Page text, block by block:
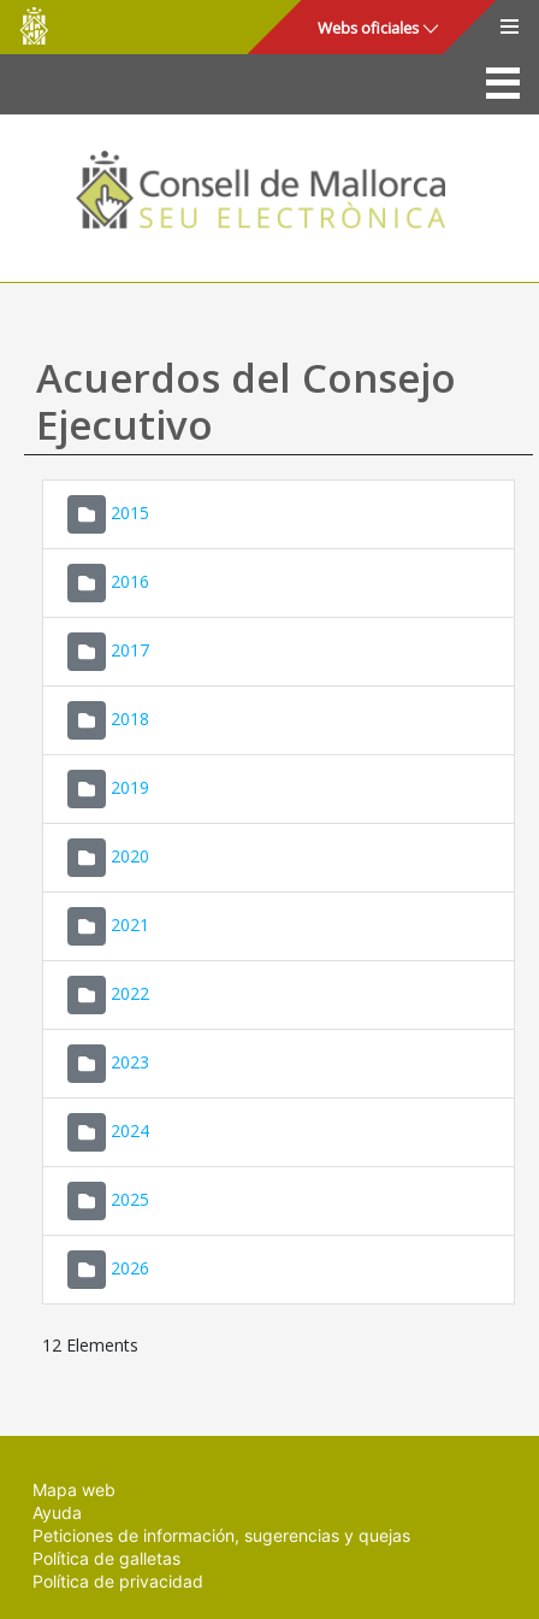
Saltar al contenido principal
Consell
de
Mallorca
Webs oficiales
La Sede
Consejo de Mallorca
Acceso y seguridad
Utilidades
Mapa web
Ayuda
Acuerdos del Consejo
Ejecutivo
2015
2016
2017
2018
2019
2020
2021
2022
2023
2024
2025
2026
12 Elements
Mapa web
Ayuda
Peticiones de información, sugerencias y quejas
Política de galletas
Política de privacidad